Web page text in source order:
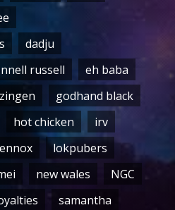
dadju
russell
eh baba
godhand black
hot chicken
irv
lokpubers
new wales
NGC
samantha